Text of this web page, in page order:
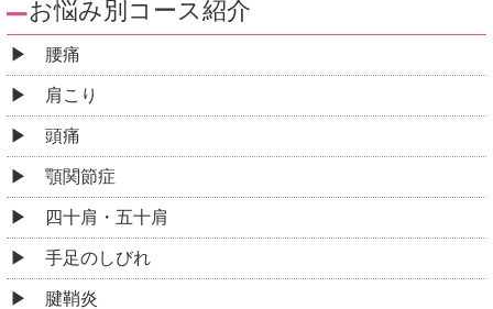
お悩み別コース紹介
腰痛
肩こり
頭痛
顎関節症
四十肩・五十肩
手足のしびれ
腱鞘炎